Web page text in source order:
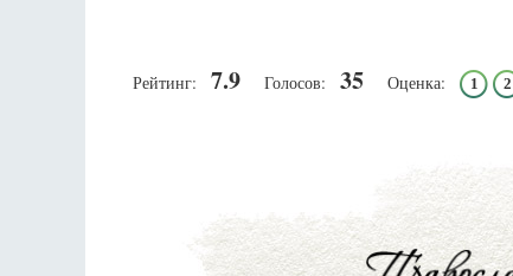
Рейтинг: 7.9 Голосов: 35 Оценка: 1 2